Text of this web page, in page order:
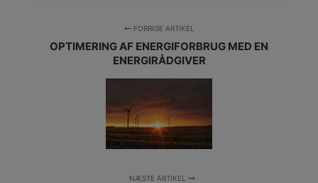
FORRIGE ARTIKEL
OPTIMERING AF ENERGIFORBRUG MED EN
ENERGIRÅDGIVER
NÆSTE ARTIKEL